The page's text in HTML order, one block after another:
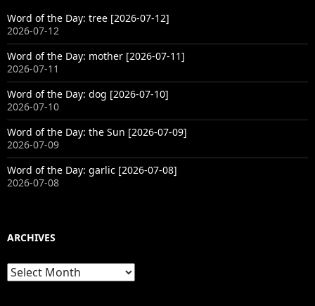
Word of the Day: tree [2026-07-12]
2026-07-12
Word of the Day: mother [2026-07-11]
2026-07-11
Word of the Day: dog [2026-07-10]
2026-07-10
Word of the Day: the Sun [2026-07-09]
2026-07-09
Word of the Day: garlic [2026-07-08]
2026-07-08
ARCHIVES
Archives